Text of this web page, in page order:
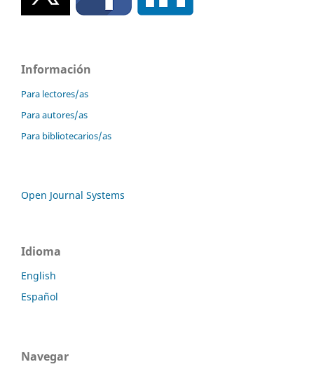
Información
Para lectores/as
Para autores/as
Para bibliotecarios/as
Open Journal Systems
Idioma
English
Español
Navegar